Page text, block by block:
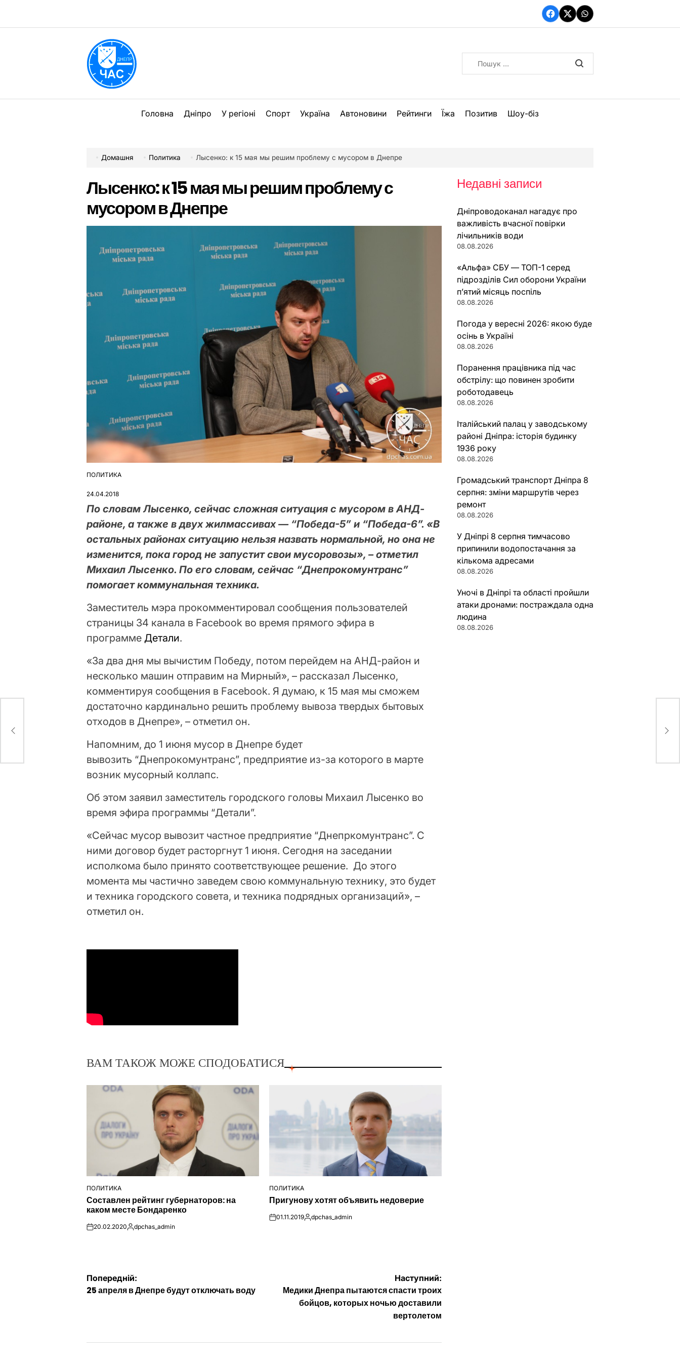
вмісту
Facebook
TwitterWhatsApp
Головна Дніпро У регіоні Спорт Україна Автоновини Рейтинги Їжа Позитив Шоу-біз
Домашня Политика Лысенко: к 15 мая мы решим проблему с мусором в Днепре
Лысенко: к 15 мая мы решим проблему с
мусором в Днепре
ОПУБЛІКУВАТИ
ПОЛИТИКА
24.04.2018
По словам Лысенко, сейчас сложная ситуация с мусором в АНД-
районе, а также в двух жилмассивах — “Победа-5” и “Победа-6”. «В
остальных районах ситуацию нельзя назвать нормальной, но она не
изменится, пока город не запустит свои мусоровозы», – отметил
Михаил Лысенко. По его словам, сейчас “Днепрокомунтранс”
помогает коммунальная техника.
Заместитель мэра прокомментировал сообщения пользователей
страницы 34 канала в Facebook во время прямого эфира в
программеДетали.
«За два дня мы вычистим Победу, потом перейдем на АНД-район и
несколько машин отправим на Мирный», – рассказал Лысенко,
комментируя сообщения в Facebook. Я думаю, к 15 мая мы сможем
достаточно кардинально решить проблему вывоза твердых бытовых
отходов в Днепре», – отметил он.
Напомним, до 1 июня мусор в Днепре будет
вывозить “Днепрокомунтранс”, предприятие из-за которого в марте
возник мусорный коллапс.
Об этом заявил заместитель городского головы Михаил Лысенко во
время эфира программы “Детали”.
«Сейчас мусор вывозит частное предприятие “Днепркомунтранс”. С
ними договор будет расторгнут 1 июня. Сегодня на заседании
исполкома было принято соответствующее решение. До этого
момента мы частично заведем свою коммунальную технику, это будет
и техника городского совета, и техника подрядных организаций», –
отметил он.
ВАМ ТАКОЖ МОЖЕ СПОДОБАТИСЯ
ОПУБЛІКУВАТИ
У
ПОЛИТИКА
Составлен рейтинг губернаторов: на
каком месте Бондаренко
on20.02.2020Опубліковано
dpchas_admin
ОПУБЛІКУВАТИ
ПОЛИТИКА
Пригунову хотят объявить недоверие
on01.11.2019Опубліковано
dpchas_admin
Навігація
Попередній:
25 апреля в Днепре будут отключать воду
Наступний:
Медики Днепра пытаются спасти троих
бойцов, которых ночью доставили
вертолетом
Недавні записи
Дніпроводоканал нагадує про
важливість вчасної повірки
лічильників води
08.08.2026
«Альфа» СБУ — ТОП-1 серед
підрозділів Сил оборони України
п’ятий місяць поспіль
08.08.2026
Погода у вересні 2026: якою буде
осінь в Україні
08.08.2026
Поранення працівника під час
обстрілу: що повинен зробити
роботодавець
08.08.2026
Італійський палац у заводському
районі Дніпра: історія будинку
1936 року
08.08.2026
Громадський транспорт Дніпра 8
серпня: зміни маршрутів через
ремонт
08.08.2026
У Дніпрі 8 серпня тимчасово
припинили водопостачання за
кількома адресами
08.08.2026
Уночі в Дніпрі та області пройшли
атаки дронами: постраждала одна
людина
08.08.2026